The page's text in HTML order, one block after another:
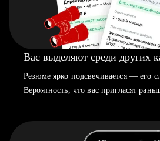
Вас выделяют среди других
Резюме ярко подсвечивается — его
Вероятность, что вас пригласят